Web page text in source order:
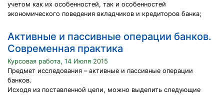
учетом как их особенностей, так и особенностей
экономического поведения вкладчиков и кредиторов банка;
Активные и пассивные операции банков.
Современная практика
Курсовая работа, 14 Июля 2015
Предмет исследования – активные и пассивные операции
банков.
Исходя из поставленной цели, можно выделить следующие